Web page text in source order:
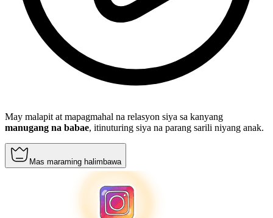
May malapit at mapagmahal na relasyon siya sa kanyang
manugang na babae, itinuturing siya na parang sarili niyang anak.
Mas maraming halimbawa